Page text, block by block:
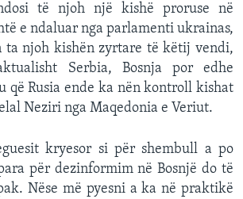
të njoh një kishë proruse në
e ndaluar nga parlamenti ukrainas,
ta njoh kishën zyrtare të këtij vendi,
Serbia, Bosnja por edhe
që Rusia ende ka nën kontroll kishat
Neziri nga Maqedonia e Veriut.
kryesor si për shembull a po
për dezinformim në Bosnjë do të
Nëse më pyesni a ka në praktikë